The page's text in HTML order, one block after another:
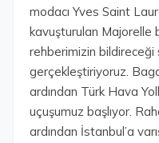
modacı Yves Saint
kavuşturulan Majorelle
rehberimizin
gerçekleştiriyoruz.
ardından Türk Hava
uçuşumuz başlıyor.
ardından İstanbul’a